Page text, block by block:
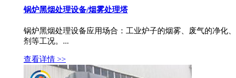
锅炉黑烟处理设备/烟雾处理塔
锅炉黑烟处理设备应用场合：工业炉子的烟雾、废气的净化
剂等工况。...
查看详情 >>